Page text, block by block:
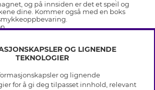
og på innsiden er det et speil og
dine. Kommer også med en boks
INFO
OG LIGNENDE
TEKNOLOGIER
og lignende
for å gi deg tilpasset innhold, relevant